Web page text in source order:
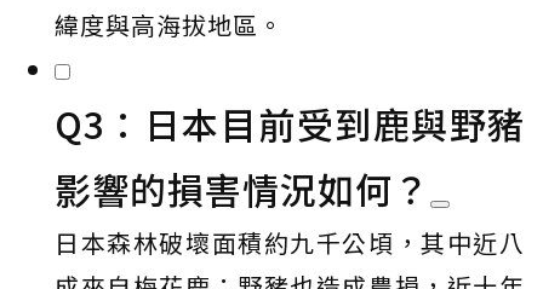
緯度與高海拔地區。
Q3：日本目前受到鹿與野豬
影響的損害情況如何？
日本森林破壞面積約九千公頃，其中近八